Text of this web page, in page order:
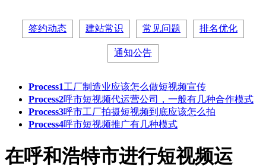
签约动态 建站常识 常见问题 排名优化
通知公告
Process1工厂制造业应该怎么做短视频宣传
Process2呼市短视频代运营公司，一般有几种合作模式
Process3呼市工厂拍摄短视频到底应该怎么拍
Process4呼市短视频推广有几种模式
在呼和浩特市进行短视频运